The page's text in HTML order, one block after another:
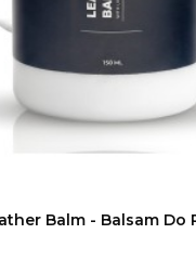
Balm - Balsam Do